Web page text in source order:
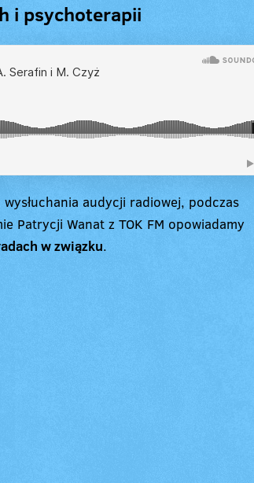
i psychoterapii
audycji radiowej, podczas
Patrycji Wanat z TOK FM opowiadamy
w związku.